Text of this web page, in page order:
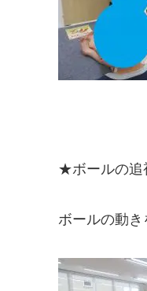
★ボールの
ボールの動